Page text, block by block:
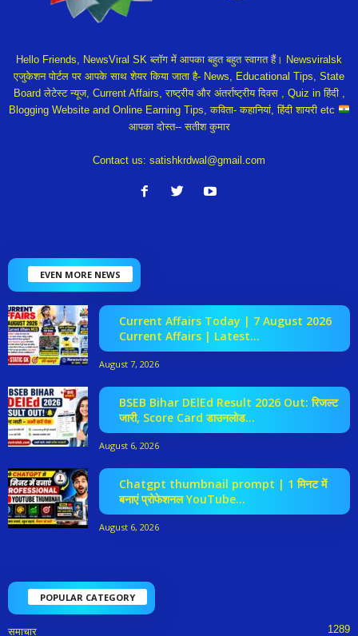
Hello Friends, NewsViral SK ब्लॉग में आपका बहुत बहुत स्वागत हैं। Newsviralsk
एजुकेशन पोर्टल पर आपके साथ शेयर किया जाता है- News, Educational Tips, State
Board लेटेस्ट न्यूज, Current Affairs, राष्ट्रीय और अंतर्राष्ट्रीय दिवस , Quiz in हिंदी ,
Blogging Website and Online Earning Tips, कविता- कहानियां, हिंदी शायरी etc
आपका दोस्त-- सतीश कुमार
Contact us: satishkrdwal@gmail.com
EVEN MORE NEWS
Current Affairs Today | 7 August 2026
Current Affairs | Latest...
August 7, 2026
BSEB Bihar DElEd Result 2026 Out: रिजल्ट
जारी, Score Card डाउनलोड...
August 6, 2026
Chatgpt thumbnail prompt | 1 मिनट में
बनाएं प्रोफेशनल YouTube...
August 6, 2026
POPULAR CATEGORY
समाचार 1289